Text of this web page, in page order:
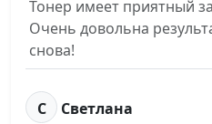
Тонер имеет приятный
Очень довольна
снова!
С Светлана